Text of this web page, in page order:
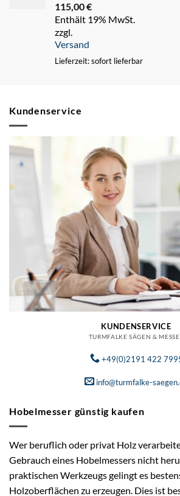
115,00€
Enthält 19% MwSt.
zzgl.
Versand
Lieferzeit: sofort lieferbar
Kundenservice
KUNDENSERVICE
TURMFALKE SÄGEN &
+49(0)2191 422
info@turmfalke-
Hobelmesser günstig kaufen
Wer beruflich oder privat Holz
Gebrauch eines Hobelmessers nicht
praktischen Werkzeugs gelingt es
Holzoberflächen zu erzeugen. Dies ist